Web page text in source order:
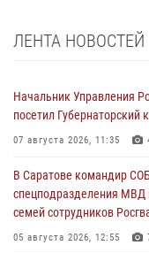
ЛЕНТА НОВОСТЕЙ
Начальник Управления
посетил Губернаторский
07 августа 2026, 11:35
В Саратове командир
спецподразделения МВД
семей сотрудников
05 августа 2026, 12:55